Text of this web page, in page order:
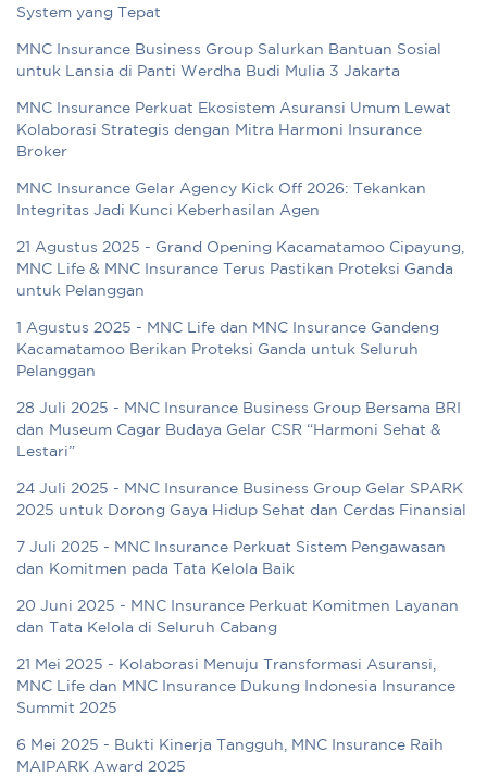
System yang Tepat
MNC Insurance Business Group Salurkan Bantuan Sosial
untuk Lansia di Panti Werdha Budi Mulia 3 Jakarta
MNC Insurance Perkuat Ekosistem Asuransi Umum Lewat
Kolaborasi Strategis dengan Mitra Harmoni Insurance
Broker
MNC Insurance Gelar Agency Kick Off 2026: Tekankan
Integritas Jadi Kunci Keberhasilan Agen
21 Agustus 2025 - Grand Opening Kacamatamoo Cipayung,
MNC Life & MNC Insurance Terus Pastikan Proteksi Ganda
untuk Pelanggan
1 Agustus 2025 - MNC Life dan MNC Insurance Gandeng
Kacamatamoo Berikan Proteksi Ganda untuk Seluruh
Pelanggan
28 Juli 2025 - MNC Insurance Business Group Bersama BRI
dan Museum Cagar Budaya Gelar CSR “Harmoni Sehat &
Lestari”
24 Juli 2025 - MNC Insurance Business Group Gelar SPARK
2025 untuk Dorong Gaya Hidup Sehat dan Cerdas Finansial
7 Juli 2025 - MNC Insurance Perkuat Sistem Pengawasan
dan Komitmen pada Tata Kelola Baik
20 Juni 2025 - MNC Insurance Perkuat Komitmen Layanan
dan Tata Kelola di Seluruh Cabang
21 Mei 2025 - Kolaborasi Menuju Transformasi Asuransi,
MNC Life dan MNC Insurance Dukung Indonesia Insurance
Summit 2025
6 Mei 2025 - Bukti Kinerja Tangguh, MNC Insurance Raih
MAIPARK Award 2025